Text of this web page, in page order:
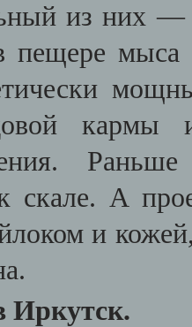
из них —
мыса
кармы
скале. А
и
Иркутск.